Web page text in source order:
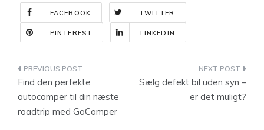
FACEBOOK TWITTER
PINTEREST LINKEDIN
Indlægsnavigation
Find den perfekte
autocamper til din næste
roadtrip med GoCamper
Sælg defekt bil uden syn –
er det muligt?